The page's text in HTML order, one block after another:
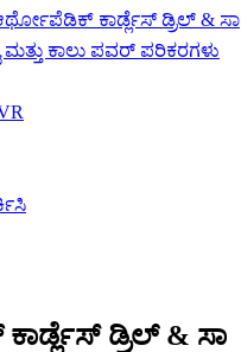
ಕಾರ್ಡ್ಲೆಸ್ ಡ್ರಿಲ್ & ಸಾ
ಮತ್ತು ಕಾಲು ಪವರ್ ಪರಿಕರಗಳು
ಡ್ರಿಲ್ & ಸಾ